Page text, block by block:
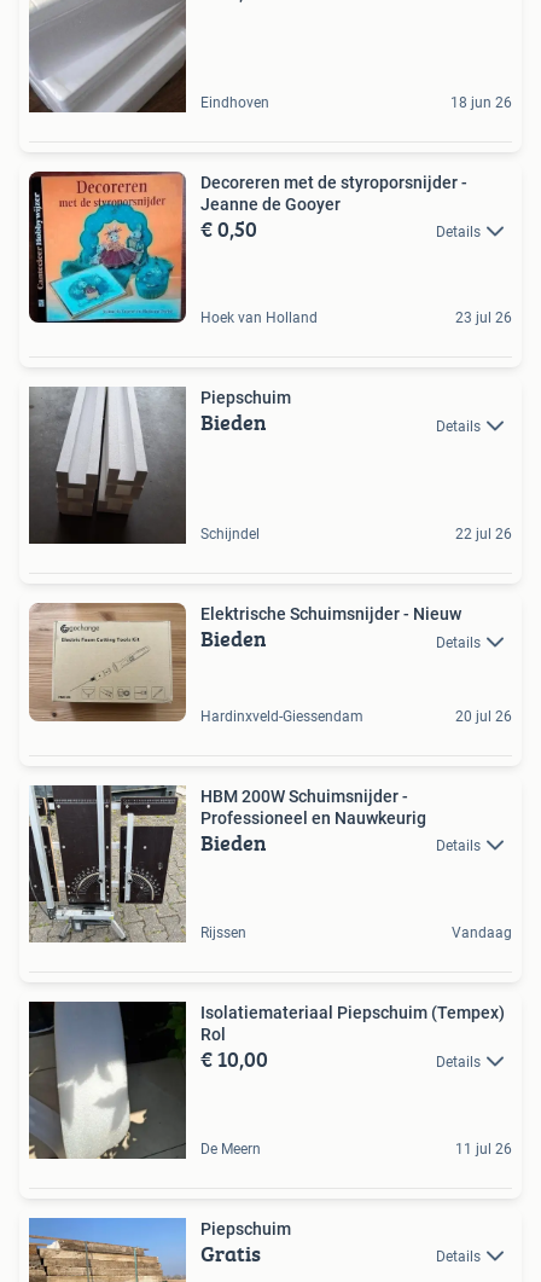
Eindhoven 18 jun 26
Decoreren met de styroporsnijder -
Jeanne de Gooyer
€ 0,50 Details
Hoek van Holland 23 jul 26
Piepschuim
Bieden Details
Schijndel 22 jul 26
Elektrische Schuimsnijder - Nieuw
Bieden Details
Hardinxveld-Giessendam 20 jul 26
HBM 200W Schuimsnijder -
Professioneel en Nauwkeurig
Bieden Details
Rijssen Vandaag
Isolatiemateriaal Piepschuim (Tempex)
Rol
€ 10,00 Details
De Meern 11 jul 26
Piepschuim
Gratis Details